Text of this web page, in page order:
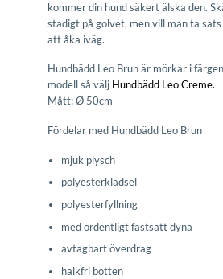
kommer din hund säkert älska den.
stadigt på golvet, men vill man ta
att åka iväg.
Hundbädd Leo Brun är mörkar i
modell så välj Hundbädd Leo Creme.
Mått: Ø 50cm
Fördelar med Hundbädd Leo Brun
mjuk plysch
polyesterklädsel
polyesterfyllning
med ordentligt fastsatt dyna
avtagbart överdrag
halkfri botten